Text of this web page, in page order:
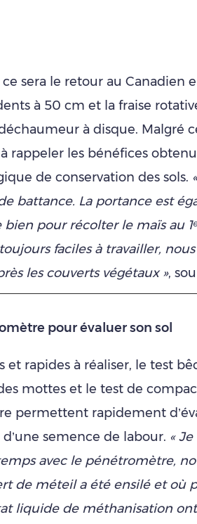
ce sera le retour au Canadien
à 50 cm et la fraise
à disque. Malgré
rappeler les bénéfices
de conservation des sols.
battance. La portance est
pour récolter le maïs au
faciles à travailler,
les couverts végétaux »,
pour évaluer son sol
et rapides à réaliser, le test
mottes et le test de
permettent rapidement
semence de labour. «
avec le pénétromètre,
de méteil a été ensilé et où
liquide de méthanisation